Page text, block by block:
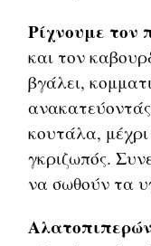
Ρίχνουμε τον
και τον
βγάλει,
κουτάλα,
γκριζωπός.
να σωθούν τα